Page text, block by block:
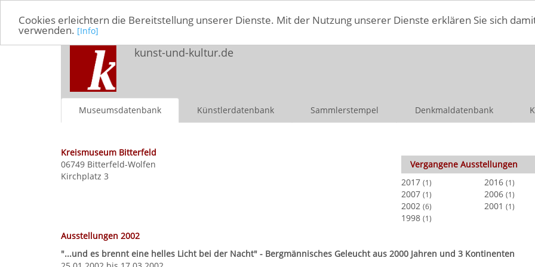
Cookies erleichtern die Bereitstellung unserer Dienste. Mit der Nutzung unserer Dienste erklären Sie sich
verwenden. [Info]
kunst-und-kultur.de
Museumsdatenbank Künstlerdatenbank Sammlerstempel Denkmaldatenbank
Kreismuseum Bitterfeld
06749 Bitterfeld-Wolfen
Kirchplatz 3
Vergangene Ausstellungen
2017 (1) 2016 (1)
2007 (1) 2006 (1)
2002 (6) 2001 (1)
1998 (1)
Ausstellungen 2002
"...und es brennt eine helles Licht bei der Nacht" - Bergmännisches Geleucht aus 2000 Jahren und 3 Kontinenten